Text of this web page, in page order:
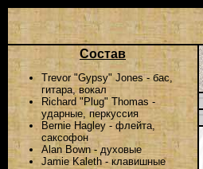
Состав
Trevor "Gypsy" Jones - бас,
гитара, вокал
Richard "Plug" Thomas -
ударные, перкуссия
Bernie Hagley - флейта,
саксофон
Alan Bown - духовые
Jamie Kaleth - клавишные